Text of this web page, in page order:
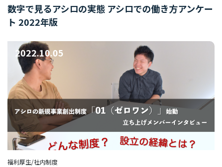
数字で見るアシロの実態 アシロでの働き方アンケー
ト 2022年版
2022.10.05
福利厚生/社内制度